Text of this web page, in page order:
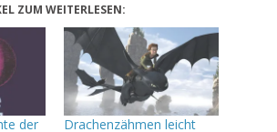
ZUM WEITERLESEN:
der Drachenzähmen leicht